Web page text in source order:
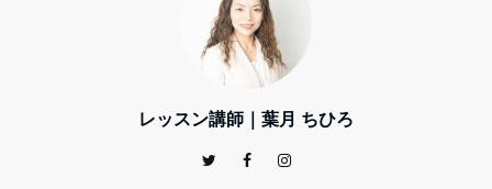
レッスン講師｜葉月 ちひろ